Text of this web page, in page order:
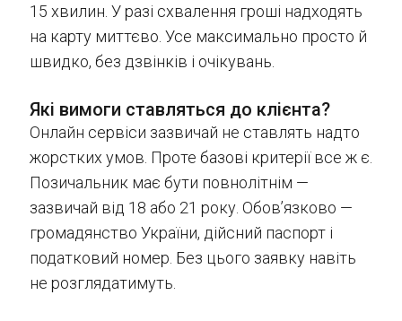
15 хвилин. У разі схвалення гроші надходять
на карту миттєво. Усе максимально просто й
швидко, без дзвінків і очікувань.
Які вимоги ставляться до клієнта?
Онлайн сервіси зазвичай не ставлять надто
жорстких умов. Проте базові критерії все ж є.
Позичальник має бути повнолітнім —
зазвичай від 18 або 21 року. Обов’язково —
громадянство України, дійсний паспорт і
податковий номер. Без цього заявку навіть
не розглядатимуть.